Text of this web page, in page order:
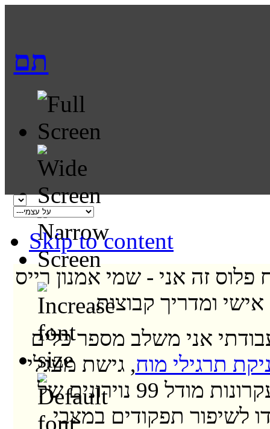
תם
Skip to content
פלוס זה אני - שמי אמנון רייס
אישי ומדריך קבוצות.
אני משלב מספר כלים
תרגילי מוח, גישת מעגלי
הקשבה ועקרונות מודל 99 נוירונים של
לשיפור תפקודים במצבי